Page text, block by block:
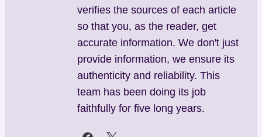
verifies the sources of each article
so that you, as the reader, get
accurate information. We don't just
provide information, we ensure its
authenticity and reliability. This
team has been doing its job
faithfully for five long years.